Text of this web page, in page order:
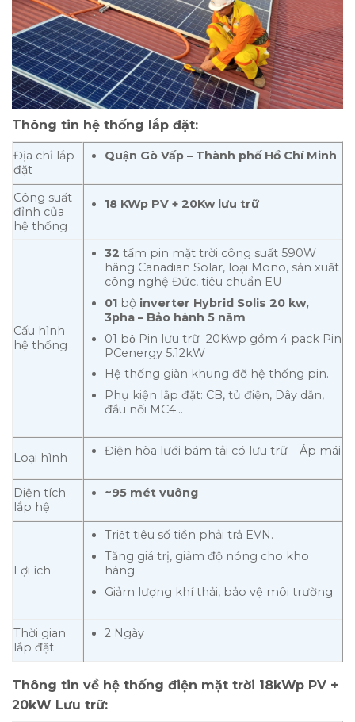
Thông tin hệ thống lắp đặt:
Địa chỉ lắp
đặt
Quận Gò Vấp – Thành phố Hồ Chí Minh
Công suất
đỉnh của
hệ thống
18 KWp PV + 20Kw lưu trữ
Cấu hình
hệ thống
32 tấm pin mặt trời công suất 590W
hãng Canadian Solar, loại Mono, sản xuất
công nghệ Đức, tiêu chuẩn EU
01bộ inverter Hybrid Solis 20 kw,
3pha – Bảo hành 5 năm
01 bộ Pin lưu trữ 20Kwp gồm 4 pack Pin
PCenergy 5.12kW
Hệ thống giàn khung đỡ hệ thống pin.
Phụ kiện lắp đặt: CB, tủ điện, Dây dẫn,
đầu nối MC4…
Loại hình Điện hòa lưới bám tải có lưu trữ – Áp mái
Diện tích
lắp hệ
~95 mét vuông
Lợi ích
Triệt tiêu số tiền phải trả EVN.
Tăng giá trị, giảm độ nóng cho kho
hàng
Giảm lượng khí thải, bảo vệ môi trường
Thời gian
lắp đặt
2 Ngày
Thông tin về hệ thống điện mặt trời 18kWp PV +
20kW Lưu trữ: